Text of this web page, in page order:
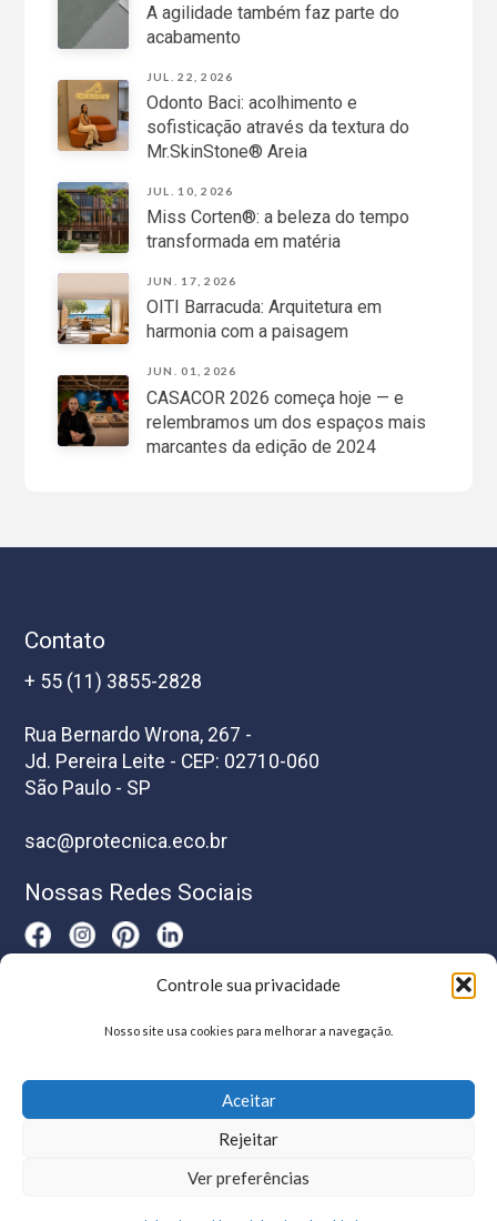
Controle sua privacidade
Nosso site usa cookies para melhorar a navegação.
Aceitar
Rejeitar
Ver preferências
A agilidade também faz parte do
acabamento
JUL. 22, 2026
Odonto Baci: acolhimento e
sofisticação através da textura do
Mr.SkinStone® Areia
JUL. 10, 2026
Miss Corten®: a beleza do tempo
transformada em matéria
JUN. 17, 2026
OITI Barracuda: Arquitetura em
harmonia com a paisagem
JUN. 01, 2026
CASACOR 2026 começa hoje — e
relembramos um dos espaços mais
marcantes da edição de 2024
Contato
+ 55 (11) 3855-2828
Rua Bernardo Wrona, 267 -
Jd. Pereira Leite - CEP: 02710-060
São Paulo - SP
sac@protecnica.eco.br
Nossas Redes Sociais